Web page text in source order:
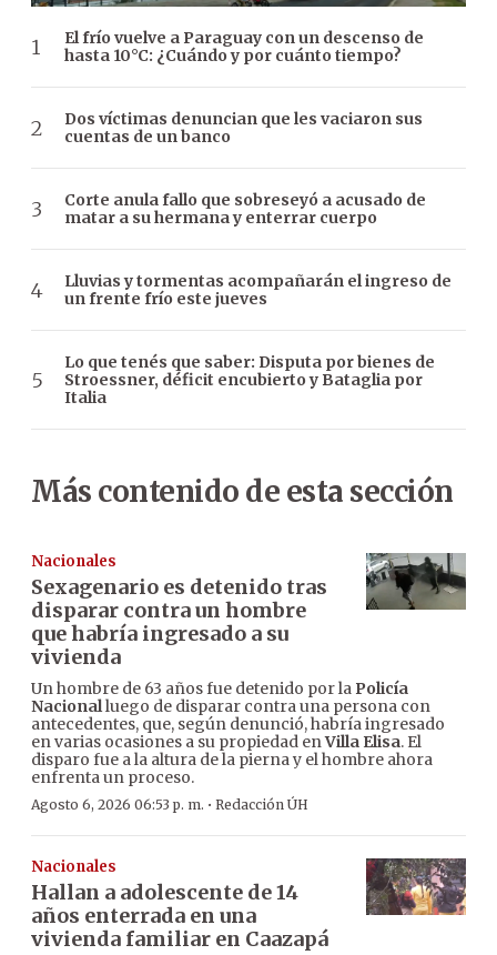
El frío vuelve a Paraguay con un descenso de
hasta 10°C: ¿Cuándo y por cuánto tiempo?
Dos víctimas denuncian que les vaciaron sus
cuentas de un banco
Corte anula fallo que sobreseyó a acusado de
matar a su hermana y enterrar cuerpo
Lluvias y tormentas acompañarán el ingreso de
un frente frío este jueves
Lo que tenés que saber: Disputa por bienes de
Stroessner, déficit encubierto y Bataglia por
Italia
Más contenido de esta sección
Nacionales
Sexagenario es detenido tras
disparar contra un hombre
que habría ingresado a su
vivienda
Un hombre de 63 años fue detenido por la Policía
Nacionalluego de disparar contra una persona con
antecedentes, que, según denunció, habría ingresado
en varias ocasiones a su propiedad enVilla Elisa. El
disparo fue a la altura de la pierna y el hombre ahora
enfrenta un proceso.
Agosto 6, 2026 06:53 p. m. · Redacción ÚH
Nacionales
Hallan a adolescente de 14
años enterrada en una
vivienda familiar en Caazapá